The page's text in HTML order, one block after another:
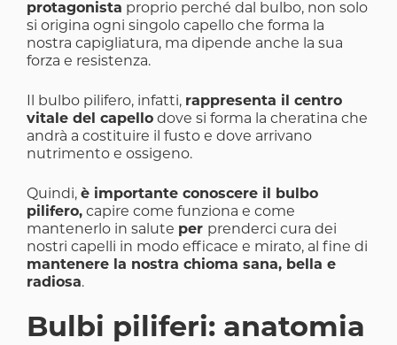
protagonista proprio perché dal bulbo, non solo
si origina ogni singolo capello che forma la
nostra capigliatura, ma dipende anche la sua
forza e resistenza.
Il bulbo pilifero, infatti, rappresenta il centro
vitale del capello dove si forma la cheratina che
andrà a costituire il fusto e dove arrivano
nutrimento e ossigeno.
Quindi, è importante conoscere il bulbo
pilifero, capire come funziona e come
mantenerlo in salute per prenderci cura dei
nostri capelli in modo efficace e mirato, al fine di
mantenere la nostra chioma sana, bella e
radiosa.
Bulbi piliferi: anatomia